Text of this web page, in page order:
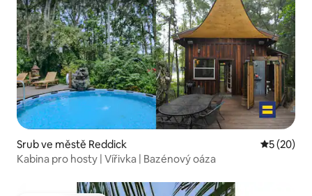
Srub ve městě Reddick Průměrné
5 (20)
Kabina pro hosty | Vířivka | Bazénový oáza